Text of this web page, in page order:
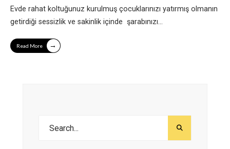
Evde rahat koltuğunuz kurulmuş çocuklarınızı yatırmış olmanın
getirdiği sessizlik ve sakinlik içinde şarabınızı...
Read More →